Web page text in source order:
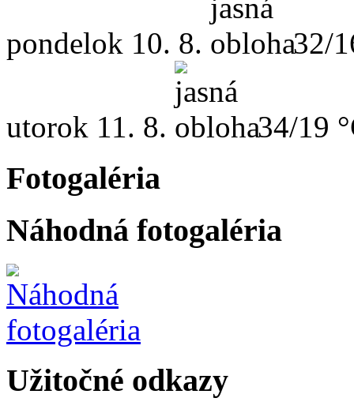
pondelok 10. 8. 32/
utorok 11. 8. 34/19
Fotogaléria
Náhodná fotogaléria
Užitočné odkazy